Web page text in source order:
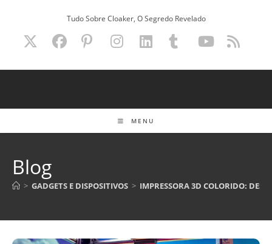
Tudo Sobre Cloaker, O Segredo Revelado
MENU
Blog
> GADGETS E DISPOSITIVOS > IMPRESSORA 3D COLORIDO: